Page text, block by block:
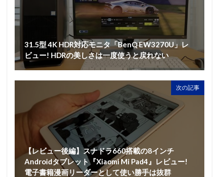
31.5型 4K HDR対応モニタ「BenQ EW3270U」レ
ビュー! HDRの美しさは一度使うと戻れない
次の記事
【レビュー後編】スナドラ660搭載の8インチ
Androidタブレット『Xiaomi Mi Pad4』レビュー!
電子書籍漫画リーダーとして使い勝手は抜群